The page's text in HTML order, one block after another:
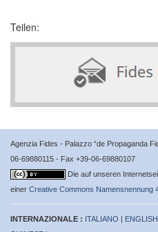
Teilen:
Agenzia Fides - Palazzo “de Propaganda
06-69880115 - Fax +39-06-69880107
Die auf unseren
einer Creative Commons Namensnennung
INTERNAZIONALE : ITALIANO | ENGLISH